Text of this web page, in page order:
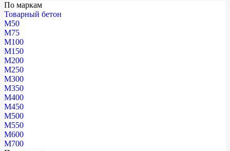
По маркам
Товарный бетон
М50
М75
М100
М150
М200
М250
М300
М350
М400
М450
М500
М550
М600
М700